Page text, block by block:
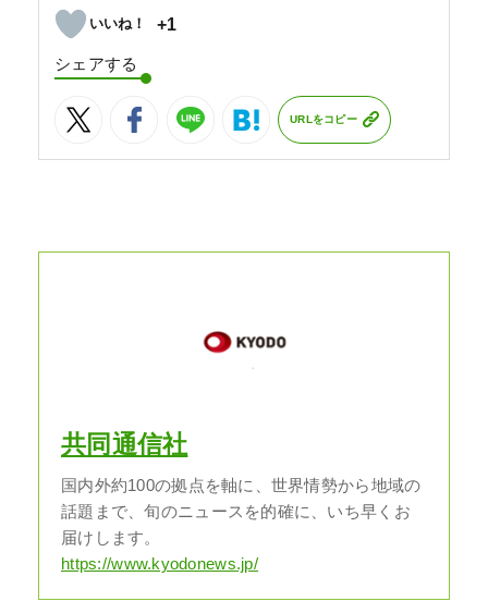
+1
シェアする
URLをコピー
共同通信社
国内外約100の拠点を軸に、世界情勢から地域の
話題まで、旬のニュースを的確に、いち早くお
届けします。
https://www.kyodonews.jp/